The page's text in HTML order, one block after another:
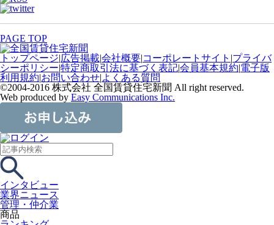
PAGE TOP
トップページ|広告掲載|会社概要|コーポレートサイト |プライバ
シーポリシー|特定商取引法に基づく表記|会員基本規約|電子版
利用規約|お問い合わせ|よくある質問
©2004-2016 株式会社 全国賃貸住宅新聞 All right reserved.
Web produced by Easy Communications Inc.
インタビュー
業界ニュース
管理・仲介業
商品